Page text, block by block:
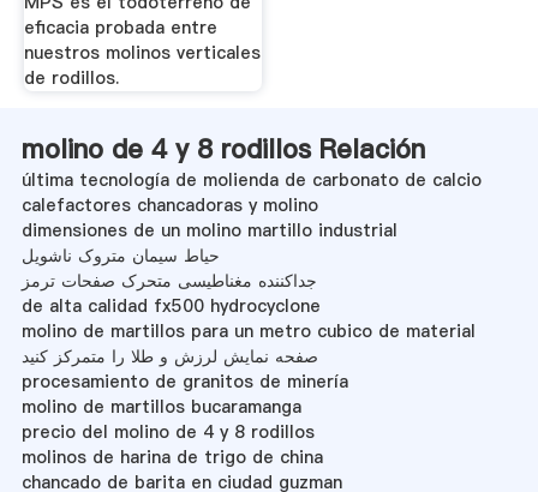
eficacia probada entre
nuestros molinos verticales
de rodillos.
molino de 4 y 8 rodillos Relación
última tecnología de molienda de carbonato de calcio
calefactores chancadoras y molino
dimensiones de un molino martillo industrial
حیاط سیمان متروک ناشویل
جداکننده مغناطیسی متحرک صفحات ترمز
de alta calidad fx500 hydrocyclone
molino de martillos para un metro cubico de material
صفحه نمایش لرزش و طلا را متمرکز کنید
procesamiento de granitos de minería
molino de martillos bucaramanga
precio del molino de 4 y 8 rodillos
molinos de harina de trigo de china
chancado de barita en ciudad guzman